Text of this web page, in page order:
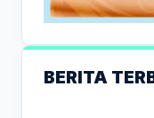
BERITA